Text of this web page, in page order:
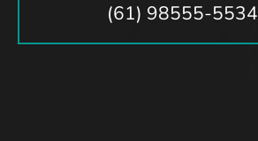
(61) 98555-5534